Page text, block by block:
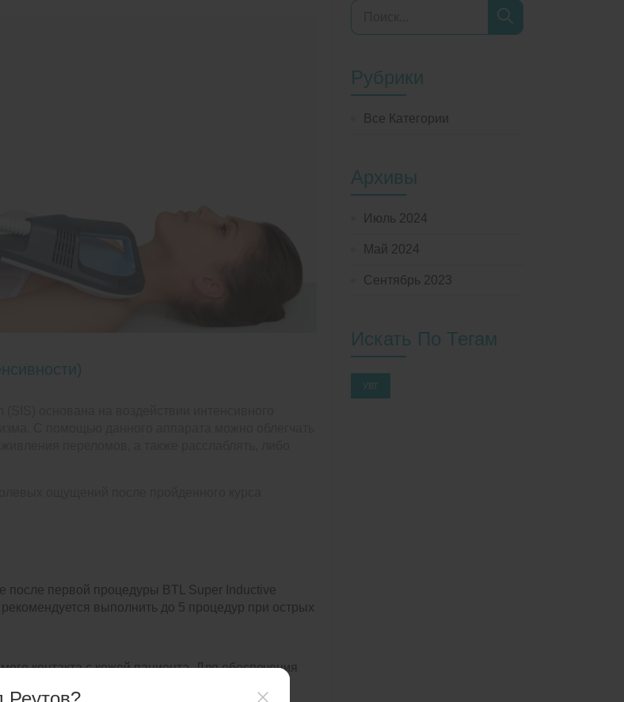
первой процедуры BTL Super Inductive
выполнить до 5 процедур при острых
контакта с кожей пациента. Для обеспечения
через одежду.
Рубрики
Все Категории
Архивы
Июль 2024
Май 2024
Сентябрь 2023
Искать По Тегам
УВТ